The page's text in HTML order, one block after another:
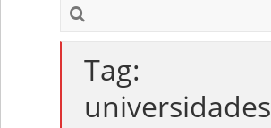
Tag:
universidades